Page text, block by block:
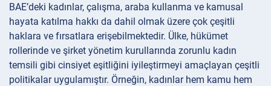
BAE’deki kadınlar, çalışma, araba kullanma ve kamusal
hayata katılma hakkı da dahil olmak üzere çok çeşitli
haklara ve fırsatlara erişebilmektedir. Ülke, hükümet
rollerinde ve şirket yönetim kurullarında zorunlu kadın
temsili gibi cinsiyet eşitliğini iyileştirmeyi amaçlayan çeşitli
politikalar uygulamıştır. Örneğin, kadınlar hem kamu hem